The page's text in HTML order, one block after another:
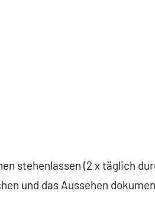
stehenlassen (2 x täglich
und das Aussehen